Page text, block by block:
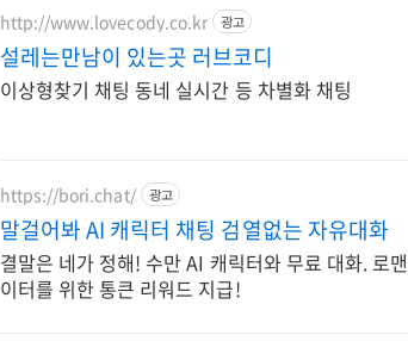
http://www.lovecody.co.kr 광고
설레는만남이 있는곳 러브코디
이상형찾기 채팅 동네 실시간 등 차별화 채팅
https://bori.chat/ 광고
말걸어봐 AI 캐릭터 채팅 검열없는 자유대화
결말은 네가 정해! 수만 AI 캐릭터와 무료 대화. 로
이터를 위한 통큰 리워드 지급!